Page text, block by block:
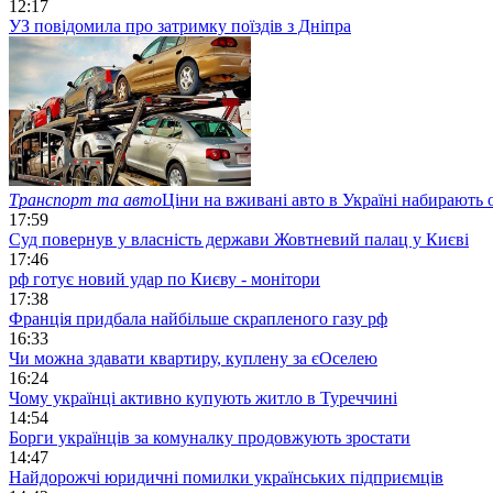
12:17
УЗ повідомила про затримку поїздів з Дніпра
Транспорт та автоЦіни на вживані авто в Україні набирають
17:59
Суд повернув у власність держави Жовтневий палац у Києві
17:46
рф готує новий удар по Києву - монітори
17:38
Франція придбала найбільше скрапленого газу рф
16:33
Чи можна здавати квартиру, куплену за єОселею
16:24
Чому українці активно купують житло в Туреччині
14:54
Борги українців за комуналку продовжують зростати
14:47
Найдорожчі юридичні помилки українських підприємців